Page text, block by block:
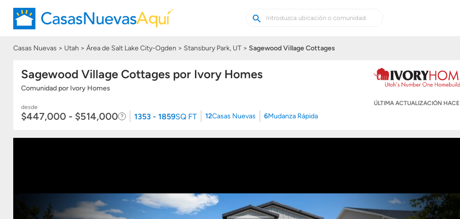
Buscar
casas
Buscar
Casas Nuevas Utah Área de Salt Lake City-Ogden Stansbury Park, UT Sagewood Village Cottages
Sagewood Village Cottages por Ivory Homes
Comunidad por Ivory Homes
ÚLTIMA ACTUALIZACIÓN HACE
desde
$447,000 - $514,000 1353 - 1859SQ FT 12Casas Nuevas 6Mudanza Rápida